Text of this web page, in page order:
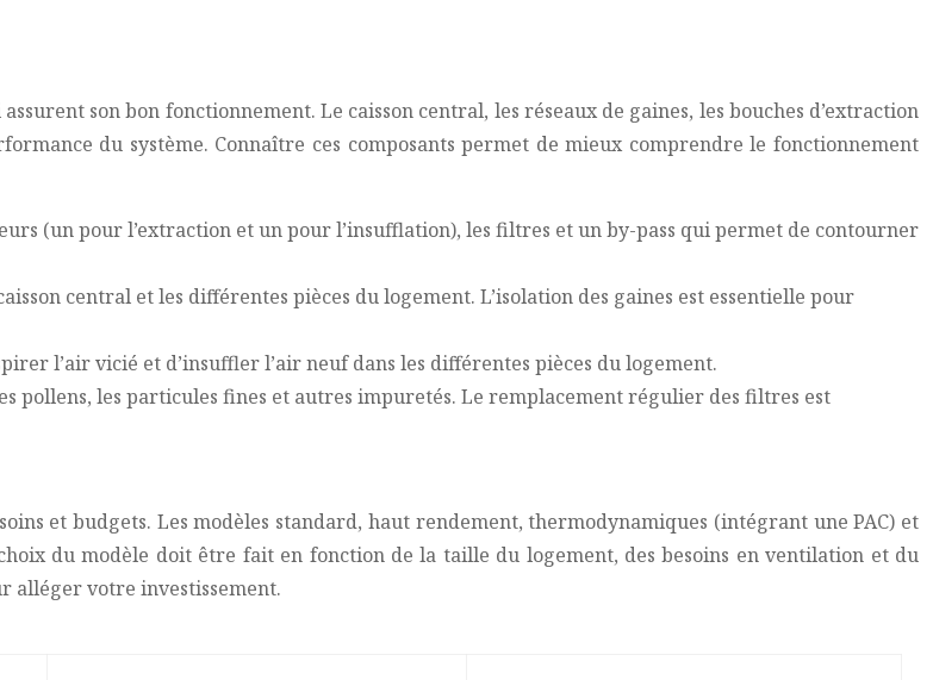
son bon fonctionnement. Le caisson central, les réseaux de gaines, les bouches d’extraction
du système. Connaître ces composants permet de mieux comprendre le fonctionnement
(un pour l’extraction et un pour l’insufflation), les filtres et un by-pass qui permet de contourner
central et les différentes pièces du logement. L’isolation des gaines est essentielle pour
l’air vicié et d’insuffler l’air neuf dans les différentes pièces du logement.
pollens, les particules fines et autres impuretés. Le remplacement régulier des filtres est
et budgets. Les modèles standard, haut rendement, thermodynamiques (intégrant une PAC) et
du modèle doit être fait en fonction de la taille du logement, des besoins en ventilation et du
alléger votre investissement.